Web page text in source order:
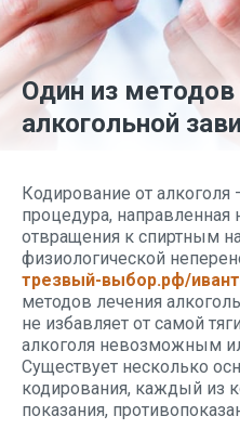
Один из методов
алкогольной
Кодирование от алкоголя
процедура,
отвращения к спиртным
физиологической
трезвый-выбор.рф/
методов лечения
не избавляет от самой
алкоголя невозможным
Существует несколько
кодирования, каждый из
показания,